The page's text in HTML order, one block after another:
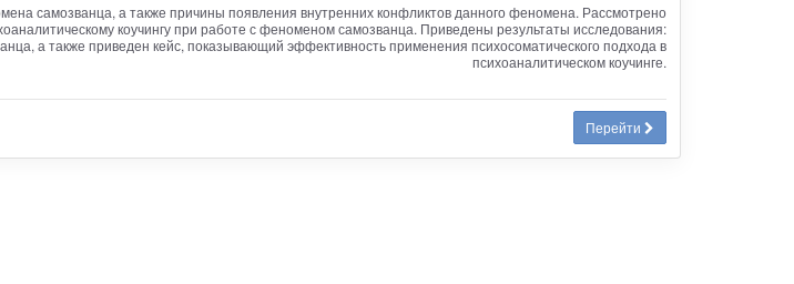
самозванца, а также причины появления внутренних конфликтов данного феномена. Рассмотрено
коучингу при работе с феноменом самозванца. Приведены результаты исследования:
а также приведен кейс, показывающий эффективность применения психосоматического подхода в
психоаналитическом коучинге.
Перейти